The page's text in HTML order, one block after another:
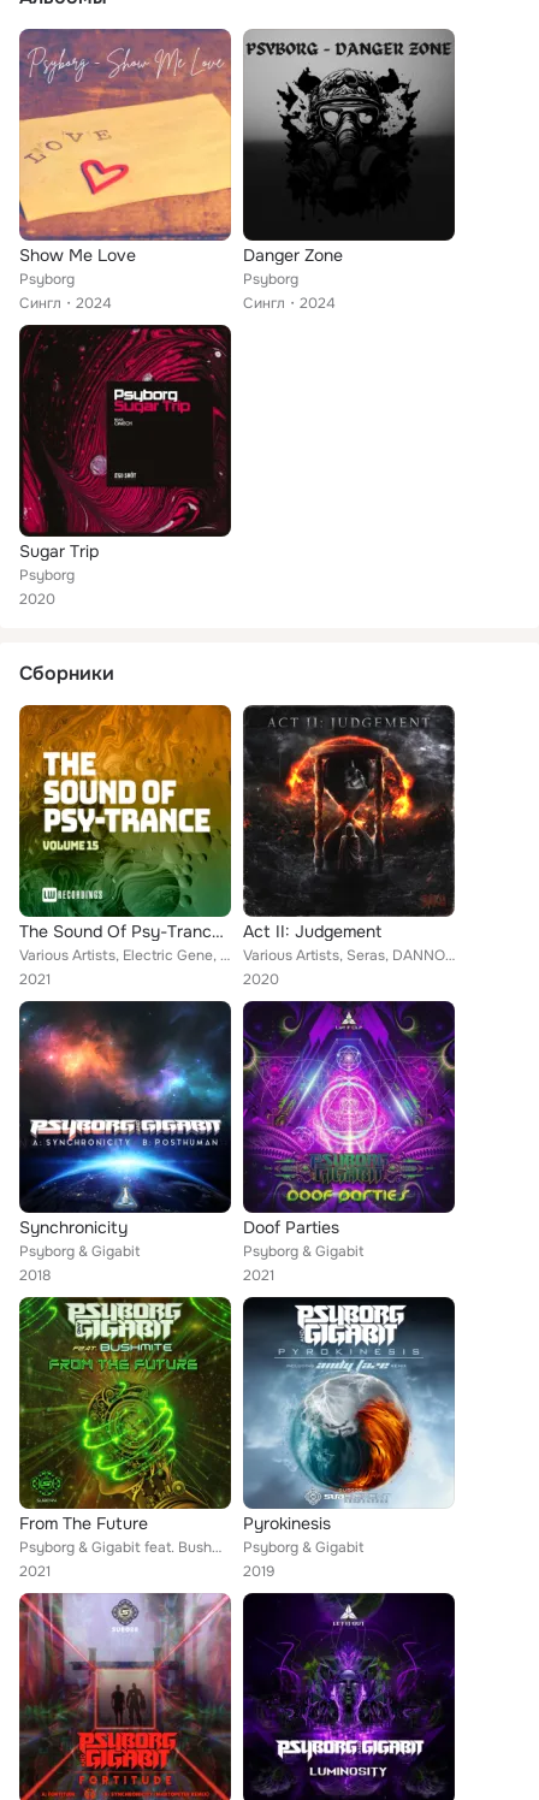
Show Me Love
Psyborg
Сингл
2024
Danger Zone
Psyborg
Сингл
2024
Sugar Trip
Psyborg
2020
Сборники
The Sound Of Psy-Trance, Vol. 15
Various Artists, Electric Gene, Adalamoon, Kobolsk, Shanti Brothers, Chill um, FNX, Reverence, Choppes, Perpetual (Psy Trance), ...
2021
Act II: Judgement
Various Artists, Seras, DANNO, Kronomikal, SHFFT, PYROSITE, Sharploud, Notarin, Junki, VERKXX, Projektor, Psyborg
2020
Synchronicity
Psyborg & Gigabit
2018
Doof Parties
Psyborg & Gigabit
2021
From The Future
Psyborg & Gigabit feat. Bushmite
2021
Pyrokinesis
Psyborg & Gigabit
2019